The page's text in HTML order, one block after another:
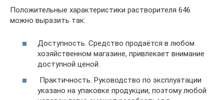
Положительные характеристики растворителя 646
можно выразить так:
Доступность. Средство продаётся в любом
хозяйственном магазине, привлекает внимание
доступной ценой.
Практичность. Руководство по эксплуатации
указано на упаковке продукции, поэтому любой